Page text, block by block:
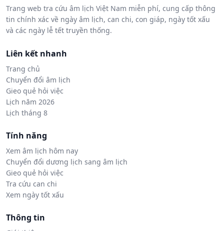
Trang web tra cứu âm lịch Việt Nam miễn phí, cung cấp thông
tin chính xác về ngày âm lịch, can chi, con giáp, ngày tốt xấu
và các ngày lễ tết truyền thống.
Liên kết nhanh
Trang chủ
Chuyển đổi âm lịch
Gieo quẻ hỏi việc
Lịch năm 2026
Lịch tháng 8
Tính năng
Xem âm lịch hôm nay
Chuyển đổi dương lịch sang âm lịch
Gieo quẻ hỏi việc
Tra cứu can chi
Xem ngày tốt xấu
Thông tin